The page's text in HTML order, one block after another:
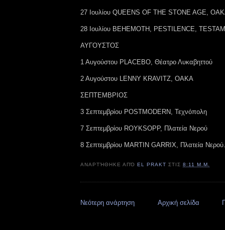
27 Ιουλίου QUEENS OF THE STONE AGE,
28 Ιουλίου BEHEMOTH, PESTILENCE,
ΑΥΓΟΥΣΤΟΣ
1 Αυγούστου PLACEBO, Θέατρο Λυκαβηττού
2 Αυγούστου LENNY KRAVITZ, ΟΑΚΑ
ΣΕΠΤΕΜΒΡΙΟΣ
3 Σεπτεμβρίου POSTMODERN, Τεχνόπολη
7 Σεπτεμβρίου ROYKSOPP, Πλατεία Νερού
8 Σεπτεμβρίου MARTIN GARRIX, Πλατεία Νερού.
ΑΝΑΡΤΉΘΗΚΕ ΑΠΌEL PRAKT ΣΤΙΣ8:11 Μ.Μ.
Νεότερη ανάρτηση Αρχική σελίδα